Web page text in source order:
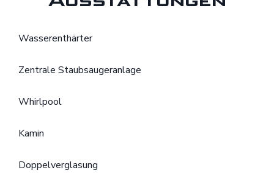
Wasserenthärter
Zentrale Staubsaugeranlage
Whirlpool
Kamin
Doppelverglasung